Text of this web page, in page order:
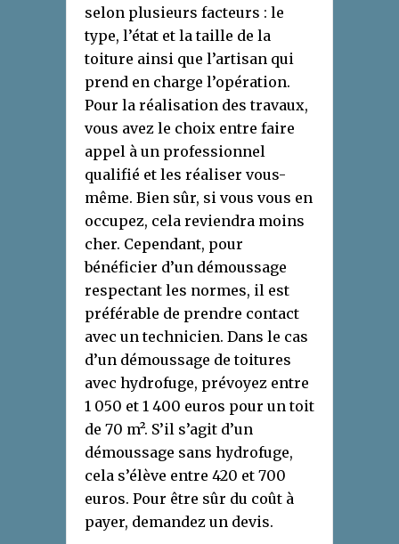
selon plusieurs facteurs : le
type, l’état et la taille de la
toiture ainsi que l’artisan qui
prend en charge l’opération.
Pour la réalisation des travaux,
vous avez le choix entre faire
appel à un professionnel
qualifié et les réaliser vous-
même. Bien sûr, si vous vous en
occupez, cela reviendra moins
cher. Cependant, pour
bénéficier d’un démoussage
respectant les normes, il est
préférable de prendre contact
avec un technicien. Dans le cas
d’un démoussage de toitures
avec hydrofuge, prévoyez entre
1 050 et 1 400 euros pour un toit
de 70 m². S’il s’agit d’un
démoussage sans hydrofuge,
cela s’élève entre 420 et 700
euros. Pour être sûr du coût à
payer, demandez un devis.